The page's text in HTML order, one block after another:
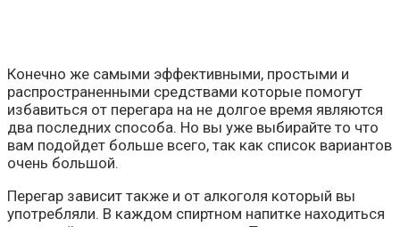
Конечно же самыми эффективными, простыми и
распространенными средствами которые помогут
избавиться от перегара на не долгое время являются
два последних способа. Но вы уже выбирайте то что
вам подойдет больше всего, так как список вариантов
очень большой.
Перегар зависит также и от алкоголя который вы
употребляли. В каждом спиртном напитке находиться